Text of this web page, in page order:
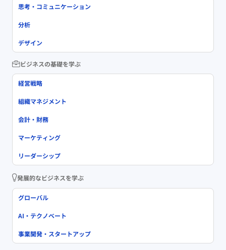
思考・コミュニケーション
分析
デザイン
ビジネスの基礎を学ぶ
経営戦略
組織マネジメント
会計・財務
マーケティング
リーダーシップ
発展的なビジネスを学ぶ
グローバル
AI・テクノベート
事業開発・スタートアップ